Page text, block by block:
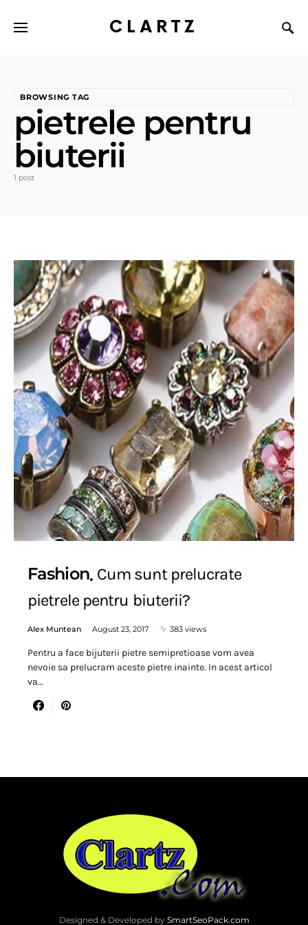
CLARTZ
BROWSING TAG
pietrele pentru
biuterii
1 post
Fashion Cum sunt prelucrate
pietrele pentru biuterii?
Alex Muntean August 23, 2017 383 views
Pentru a face bijuterii pietre semipretioase vom avea
nevoie sa prelucram aceste pietre inainte. In acest articol
va…
Designed & Developed by SmartSeoPack.com